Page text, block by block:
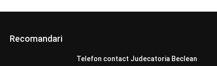
Recomandari
Telefon contact Judecatoria Beclean